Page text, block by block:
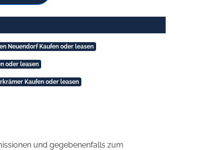
Neuendorf Kaufen oder leasen
oder leasen
Kaufen oder leasen
und gegebenenfalls zum